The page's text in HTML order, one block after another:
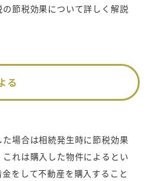
節税効果について詳しく解説
る
た場合は相続発生時に節税効果
れは購入した物件によるとい
をして不動産を購入すること